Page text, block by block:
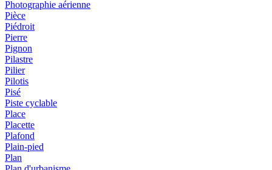
Photographie aérienne
Pièce
Piédroit
Pierre
Pignon
Pilastre
Pilier
Pilotis
Pisé
Piste cyclable
Place
Placette
Plafond
Plain-pied
Plan